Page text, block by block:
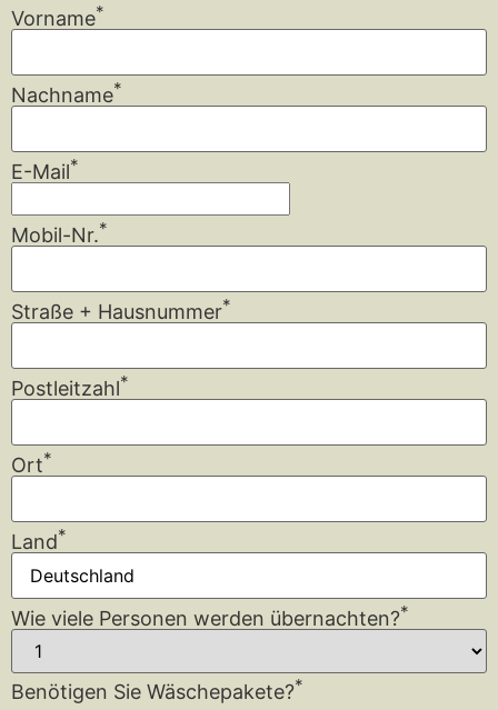
Vorname*
Nachname*
E-Mail*
Mobil-Nr.*
Straße + Hausnummer*
Postleitzahl*
Ort*
Land*
Wie viele Personen werden übernachten?*
Benötigen Sie Wäschepakete?*